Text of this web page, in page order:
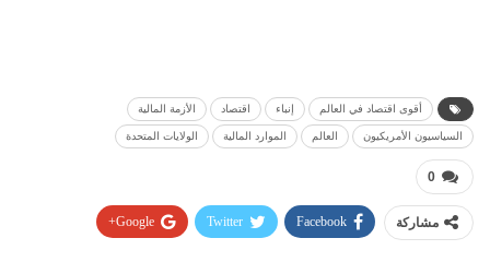
أقوى اقتصاد في العالم إنباء اقتصاد الأزمة المالية
السياسيون الأمريكيون العالم الموارد المالية الولايات المتحدة
0
مشاركة Facebook
Twitter
Google+